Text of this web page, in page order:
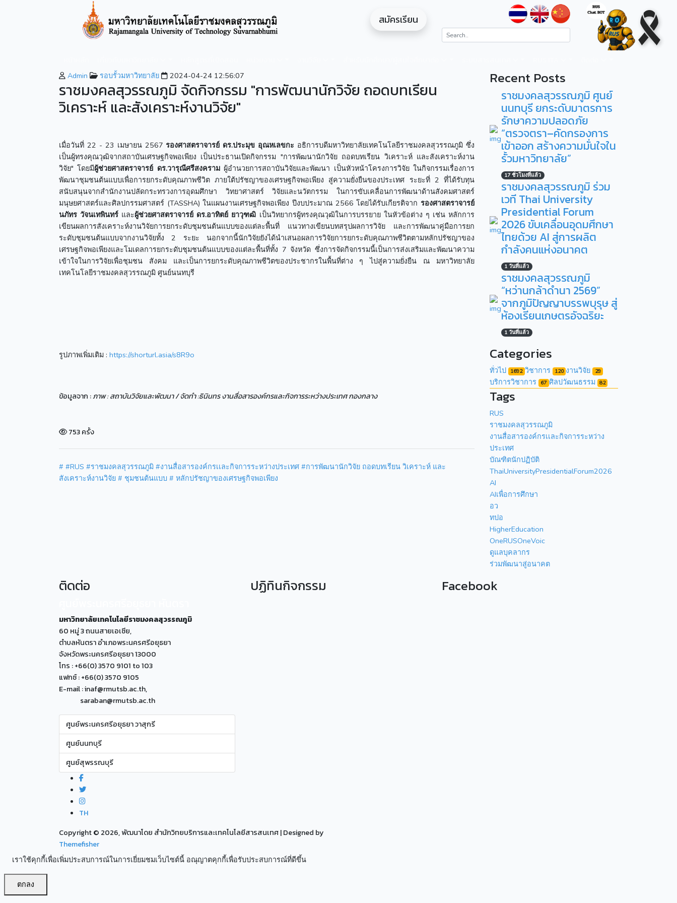
สมัครเรียน
Admin รอบรั้วมหาวิทยาลัย 2024-04-24 12:56:07
ราชมงคลสุวรรณภูมิ จัดกิจกรรม "การพัฒนานักวิจัย ถอดบทเรียน
วิเคราะห์ และสังเคราะห์งานวิจัย"
เมื่อวันที่ 22 - 23 เมษายน 2567รองศาสตราจารย์ ดร.ประมุข อุณหเลขกะ อธิการบดีมหาวิทยาลัยเทคโนโลยีราชมงคลสุวรรณภูมิ ซึ่ง
เป็นผู้ทรงคุณวุฒิจากสถาบันเศรษฐกิจพอเพียง เป็นประธานเปิดกิจกรรม "การพัฒนานักวิจัย ถอดบทเรียน วิเคราะห์ และสังเคราะห์งาน
วิจัย" โดยมีผู้ช่วยศาสตราจารย์ ดร.วารุณีศรีสงครามผู้อำนวยการสถาบันวิจัยและพัฒนา เป็นหัวหน้าโครงการวิจัย ในกิจกรรมเรื่องการ
พัฒนาชุมชนต้นแบบเพื่อการยกระดับคุณภาพชีวิต ภายใต้ปรัชญาของเศรษฐกิจพอเพียง สู่ความยั่งยืนของประเทศ ระยะที่ 2 ที่ได้รับทุน
สนับสนุนจากสำนักงานปลัดกระทรวงการอุดมศึกษา วิทยาศาสตร์ วิจัยและนวัตกรรม ในการขับเคลื่อนการพัฒนาด้านสังคมศาสตร์
มนุษยศาสตร์และศิลปกรรมศาสตร์ (TASSHA) ในแผนงานเศรษฐกิจพอเพียง ปีงบประมาณ 2566 โดยได้รับเกียรติจาก รองศาสตราจารย์
นภัทร วัจนเทพินทร์ และผู้ช่วยศาสตราจารย์ ดร.อาทิตย์ ยาวุฑฒิ เป็นวิทยากรผู้ทรงคุณวุฒิในการบรรยาย ในหัวข้อต่าง ๆ เช่น หลักการ
เขียนผลการสังเคราะห์งานวิจัยการยกระดับชุมชนต้นแบบของแต่ละพื้นที่ แนวทางเขียนบทสรุปผลการวิจัย และการพัฒนาคู่มือการยก
ระดับชุมชนต้นแบบจากงานวิจัยทั้ง 2 ระยะ นอกจากนี้นักวิจัยยังได้นำเสนอผลการวิจัยการยกระดับคุณภาพชีวิตตามหลักปรัชญาของ
เศรษฐกิจพอเพียงและโมเดลการยกระดับชุมชนต้นแบบของแต่ละพื้นที่ทั้ง 7 จังหวัด ซึ่งการจัดกิจกรรมนี้เป็นการส่งเสริมและพัฒนาความ
เข้าใจในการวิจัยเพื่อชุมชน สังคม และเป็นการยกระดับคุณภาพชีวิตของประชากรในพื้นที่ต่าง ๆ ไปสู่ความยั่งยืน ณ มหาวิทยาลัย
เทคโนโลยีราชมงคลสุวรรณภูมิ ศูนย์นนทบุรี
รูปภาพเพิ่มเติม : https://shorturl.asia/s8R9o
ข้อมูลจาก :ภาพ : สถาบันวิจัยและพัฒนา / จัดทำ :ธินินทร งานสื่อสารองค์กรและกิจการระหว่างประเทศ กองกลาง
753 ครั้ง
# #RUS #ราชมงคลสุวรรณภูมิ #งานสื่อสารองค์กรเเละกิจการระหว่างประเทศ #การพัฒนานักวิจัย ถอดบทเรียน วิเคราะห์ และ
สังเคราะห์งานวิจัย # ชุมชนต้นแบบ # หลักปรัชญาของเศรษฐกิจพอเพียง
Recent Posts
ราชมงคลสุวรรณภูมิ ศูนย์
นนทบุรี ยกระดับมาตรการ
รักษาความปลอดภัย
“ตรวจตรา–คัดกรองการ
เข้าออก สร้างความมั่นใจใน
รั้วมหาวิทยาลัย”
17 ชั่วโมงที่แล้ว
ราชมงคลสุวรรณภูมิ ร่วม
เวที Thai University
Presidential Forum
2026 ขับเคลื่อนอุดมศึกษา
ไทยด้วย AI สู่การผลิต
กำลังคนแห่งอนาคต
1 วันที่แล้ว
ราชมงคลสุวรรณภูมิ
“หว่านกล้าดำนา 2569”
จากภูมิปัญญาบรรพบุรุษ สู่
ห้องเรียนเกษตรอัจฉริยะ
1 วันที่แล้ว
Categories
ทั่วไป 1692 วิชาการ 120 งานวิจัย 29
บริการวิชาการ 67 ศิลปวัฒนธรรม 82
Tags
RUS
ราชมงคลสุวรรณภูมิ
งานสื่อสารองค์กรเเละกิจการระหว่าง
ประเทศ
บัณฑิตนักปฏิบัติ
ThaiUniversityPresidentialForum2026
AI
AIเพื่อการศึกษา
อว
ทปอ
HigherEducation
OneRUSOneVoic
ดูแลบุคลากร
ร่วมพัฒนาสู่อนาคต
ติดต่อ
มหาวิทยาลัยเทคโนโลยีราชมงคลสุวรรณภูมิ
60 หมู่ 3 ถนนสายเอเซีย,
ตำบลหันตรา อำเภอพระนครศรีอยุธยา
จังหวัดพระนครศรีอยุธยา 13000
โทร : +66(0) 3570 9101 to 103
แฟกซ์ : +66(0) 3570 9105
E-mail : inaf@rmutsb.ac.th,
saraban@rmutsb.ac.th
ศูนย์พระนครศรีอยุธยา วาสุกรี
ศูนย์นนทบุรี
ศูนย์สุพรรณบุรี
TH
ปฏิทินกิจกรรม Facebook
Copyright © 2026, พัฒนาโดย สำนักวิทยบริการและเทคโนโลยีสารสนเทศ| Designed by
Themefisher
เราใช้คุกกี้เพื่อเพิ่มประสบการณ์ในการเยี่ยมชมเว็บไซต์นี้ อณุญาตคุกกี้เพื่อรับประสบการณ์ที่ดีขึ้น
ตกลง